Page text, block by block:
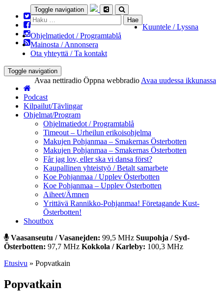
Toggle navigation
Haku:
Kuuntele / Lyssna
Ohjelmatiedot / Programtablå
Mainosta / Annonsera
Ota yhteyttä / Ta kontakt
Toggle navigation
Avaa nettiradio Öppna webbradio Avaa uudessa ikkunassa
Podcast
Kilpailut/Tävlingar
Ohjelmat/Program
Ohjelmatiedot / Programtablå
Timeout – Urheilun erikoisohjelma
Makujen Pohjanmaa – Smakernas Österbotten
Makujen Pohjanmaa – Smakernas Österbotten
Får jag lov, eller ska vi dansa först?
Kaupallinen yhteistyö / Betalt samarbete
Koe Pohjanmaa / Upplev Österbotten
Koe Pohjanmaa – Upplev Österbotten
Aiheet/Ämnen
Yrittävä Rannikko-Pohjanmaa! Företagande Kust-
Österbotten!
Shoutbox
Vaasanseutu / Vasanejden: 99,5 MHz Suupohja / Syd-
Österbotten: 97,7 MHz Kokkola / Karleby: 100,3 MHz
Etusivu » Popvatkain
Popvatkain